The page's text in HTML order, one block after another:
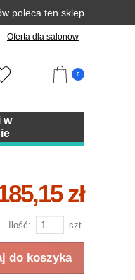
poleca ten sklep
Oferta dla salonów
0
w
zł
Ilość: szt.
do koszyka